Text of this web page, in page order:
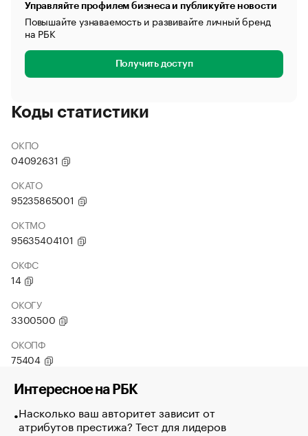
Управляйте профилем бизнеса и публикуйте новости
Повышайте узнаваемость и развивайте личный бренд
на РБК
Получить доступ
Коды статистики
ОКПО
04092631
ОКАТО
95235865001
ОКТМО
95635404101
ОКФС
14
ОКОГУ
3300500
ОКОПФ
75404
Интересное на РБК
Насколько ваш авторитет зависит от
атрибутов престижа? Тест для лидеров